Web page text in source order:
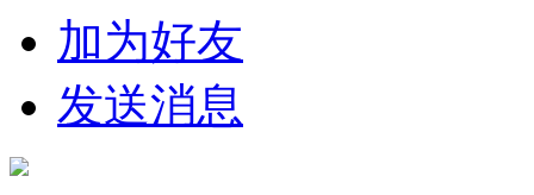
加为好友
发送消息